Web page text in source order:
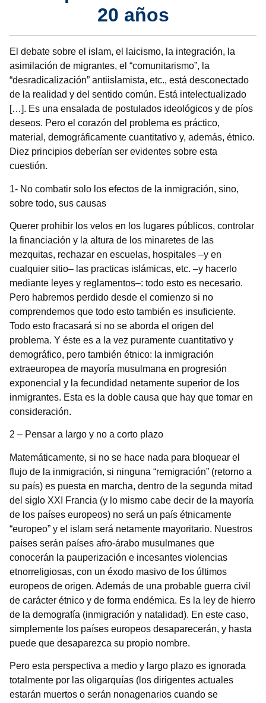
20 años
El debate sobre el islam, el laicismo, la integración, la
asimilación de migrantes, el “comunitarismo”, la
“desradicalización” antiislamista, etc., está desconectado
de la realidad y del sentido común. Está intelectualizado
[…]. Es una ensalada de postulados ideológicos y de píos
deseos. Pero el corazón del problema es práctico,
material, demográficamente cuantitativo y, además, étnico.
Diez principios deberían ser evidentes sobre esta
cuestión.
1- No combatir solo los efectos de la inmigración, sino,
sobre todo, sus causas
Querer prohibir los velos en los lugares públicos, controlar
la financiación y la altura de los minaretes de las
mezquitas, rechazar en escuelas, hospitales –y en
cualquier sitio– las practicas islámicas, etc. –y hacerlo
mediante leyes y reglamentos–: todo esto es necesario.
Pero habremos perdido desde el comienzo si no
comprendemos que todo esto también es insuficiente.
Todo esto fracasará si no se aborda el origen del
problema. Y éste es a la vez puramente cuantitativo y
demográfico, pero también étnico: la inmigración
extraeuropea de mayoría musulmana en progresión
exponencial y la fecundidad netamente superior de los
inmigrantes. Esta es la doble causa que hay que tomar en
consideración.
2 – Pensar a largo y no a corto plazo
Matemáticamente, si no se hace nada para bloquear el
flujo de la inmigración, si ninguna “remigración” (retorno a
su país) es puesta en marcha, dentro de la segunda mitad
del siglo XXI Francia (y lo mismo cabe decir de la mayoría
de los países europeos) no será un país étnicamente
“europeo” y el islam será netamente mayoritario. Nuestros
países serán países afro-árabo musulmanes que
conocerán la pauperización e incesantes violencias
etnorreligiosas, con un éxodo masivo de los últimos
europeos de origen. Además de una probable guerra civil
de carácter étnico y de forma endémica. Es la ley de hierro
de la demografía (inmigración y natalidad). En este caso,
simplemente los países europeos desaparecerán, y hasta
puede que desaparezca su propio nombre.
Pero esta perspectiva a medio y largo plazo es ignorada
totalmente por las oligarquías (los dirigentes actuales
estarán muertos o serán nonagenarios cuando se